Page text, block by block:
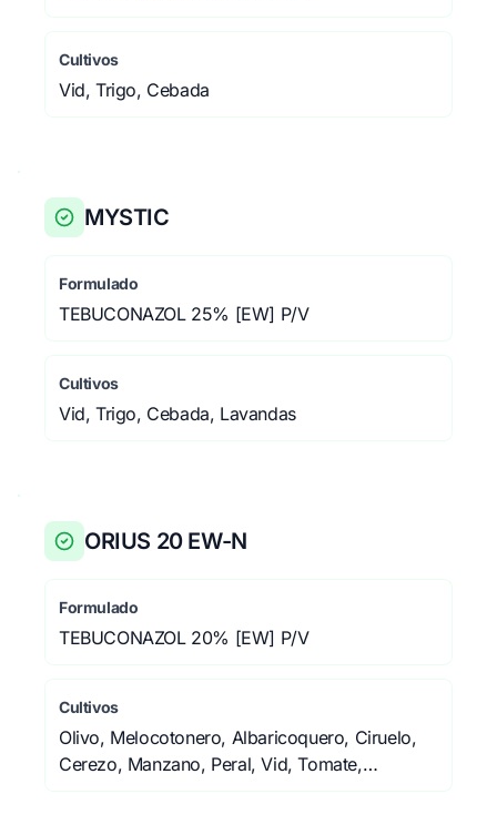
Cultivos
Vid, Trigo, Cebada
MYSTIC
Formulado
TEBUCONAZOL 25% [EW] P/V
Cultivos
Vid, Trigo, Cebada, Lavandas
ORIUS 20 EW-N
Formulado
TEBUCONAZOL 20% [EW] P/V
Cultivos
Olivo, Melocotonero, Albaricoquero, Ciruelo,
Cerezo, Manzano, Peral, Vid, Tomate,